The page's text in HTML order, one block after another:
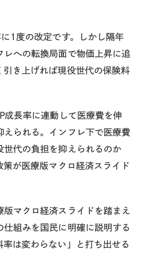
1 度の改定です。しかし隔年
レへの転換局面で物価上昇に追
引き上げれば現役世代の保険料
成長率に連動して医療費を伸
えられる。インフレ下で医療費
世代の負担を抑えられるのか
策が医療版マクロ経済スライド
マクロ経済スライドを踏まえ
組みを国民に明確に説明する
は変わらない」と打ち出せる